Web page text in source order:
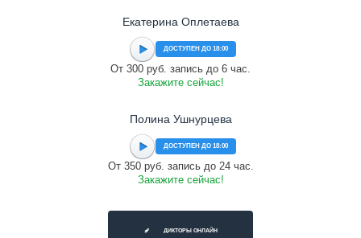
Екатерина Оплетаева
ДОСТУПЕН ДО 18:00
От 300 руб. запись до 6 час.
Закажите сейчас!
Полина Ушнурцева
ДОСТУПЕН ДО 18:00
От 350 руб. запись до 24 час.
Закажите сейчас!
ДИКТОРЫ ОНЛАЙН